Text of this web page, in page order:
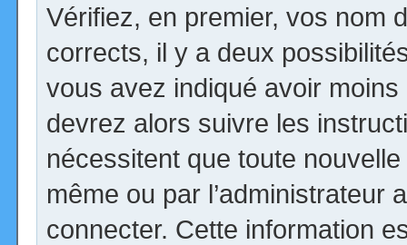
Vérifiez, en premier, vos nom
corrects, il y a deux
vous avez indiqué avoir
devrez alors suivre les
nécessitent que toute
même ou par l’administrateur
connecter. Cette information